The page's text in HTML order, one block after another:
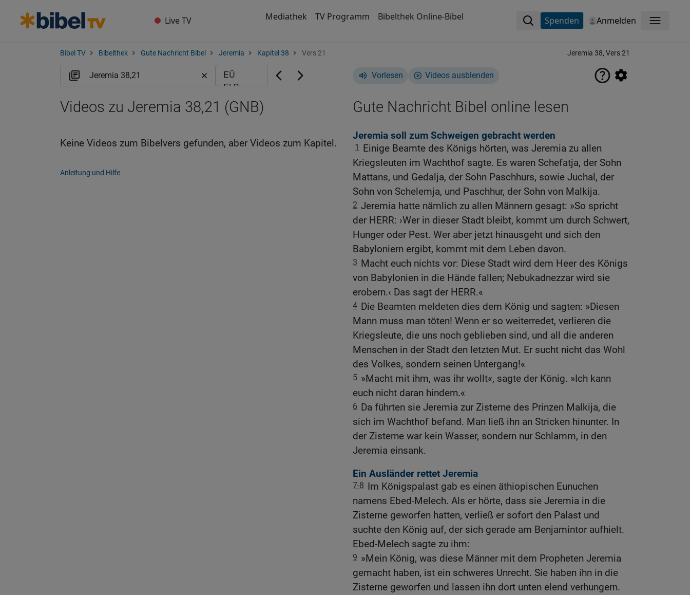
Live TV Mediathek TV Programm Bibelthek Online-Bibel Spenden Anmelden Menü
Bibel TV Bibelthek Gute Nachricht Bibel Jeremia Kapitel 38 Vers 21 Jeremia 38, Vers 21
Vorlesen Videos ausblenden
Gute Nachricht Bibel online lesen
Jeremia soll zum Schweigen gebracht werden
1
Einige Beamte des Königs hörten, was Jeremia zu allen
Kriegsleuten im Wachthof sagte. Es waren Schefatja, der Sohn
Mattans, und Gedalja, der Sohn Paschhurs, sowie Juchal, der
Sohn von Schelemja, und Paschhur, der Sohn von Malkija.
2 Jeremia hatte nämlich zu allen Männern gesagt: »So spricht
der HERR: ›Wer in dieser Stadt bleibt, kommt um durch Schwert,
Hunger oder Pest. Wer aber jetzt hinausgeht und sich den
Babyloniern ergibt, kommt mit dem Leben davon.
3 Macht euch nichts vor: Diese Stadt wird dem Heer des Königs
von Babylonien in die Hände fallen; Nebukadnezzar wird sie
erobern.‹ Das sagt der HERR.«
4 Die Beamten meldeten dies dem König und sagten: »Diesen
Mann muss man töten! Wenn er so weiterredet, verlieren die
Kriegsleute, die uns noch geblieben sind, und all die anderen
Menschen in der Stadt den letzten Mut. Er sucht nicht das Wohl
des Volkes, sondern seinen Untergang!«
5 »Macht mit ihm, was ihr wollt«, sagte der König. »Ich kann
euch nicht daran hindern.«
6 Da führten sie Jeremia zur Zisterne des Prinzen Malkija, die
sich im Wachthof befand. Man ließ ihn an Stricken hinunter. In
der Zisterne war kein Wasser, sondern nur Schlamm, in den
Jeremia einsank.
Ein Ausländer rettet Jeremia
7-8 Im Königspalast gab es einen äthiopischen Eunuchen
namens Ebed-Melech. Als er hörte, dass sie Jeremia in die
Zisterne geworfen hatten, verließ er sofort den Palast und
suchte den König auf, der sich gerade am Benjamintor aufhielt.
Ebed-Melech sagte zu ihm:
9 »Mein König, was diese Männer mit dem Propheten Jeremia
gemacht haben, ist ein schweres Unrecht. Sie haben ihn in die
Zisterne geworfen und lassen ihn dort unten elend verhungern.
Videos zu Jeremia 38,21 (GNB)
Keine Videos zum Bibelvers gefunden, aber Videos zum Kapitel.
Anleitung und Hilfe